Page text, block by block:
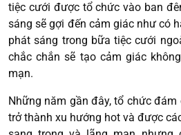
tiệc cưới được tổ chức vào ban
sáng sẽ gợi đến cảm giác như có
phát sáng trong bữa tiệc cưới
chắc chắn sẽ tạo cảm giác
mạn.
Những năm gần đây, tổ chức
trở thành xu hướng hot và được